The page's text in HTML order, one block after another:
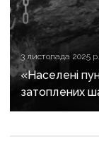
3 листопада 2025
«Населені
затоплених
на поверхню